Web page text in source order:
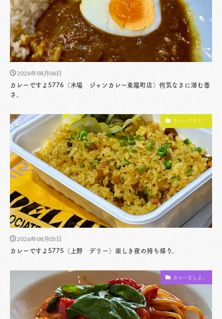
2026年08月06日
カレーですよ5776（木場 ジャンカレー東陽町店）何気なさに潜む尊
さ。
カレーですよ。
2026年08月05日
カレーですよ5775（上野 デリー）楽しき夜の持ち帰り。
カレーなしよ。